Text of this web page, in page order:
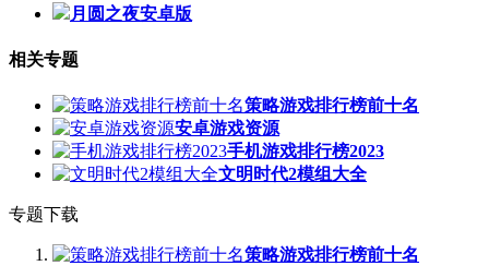
月圆之夜安卓版
相关专题
策略游戏排行榜前十名
安卓游戏资源
手机游戏排行榜2023
文明时代2模组大全
专题下载
策略游戏排行榜前十名